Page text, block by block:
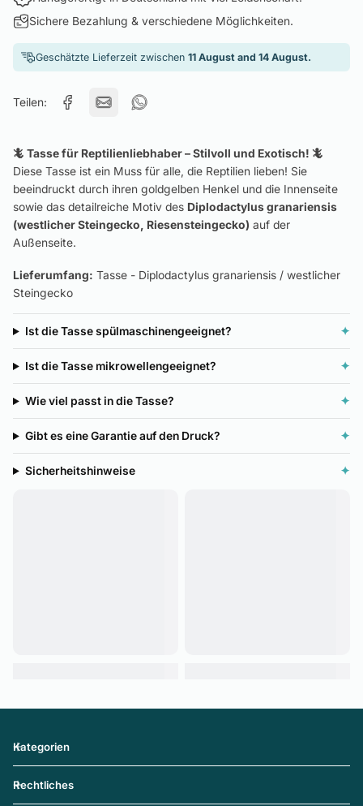
Sichere Bezahlung & verschiedene Möglichkeiten.
Geschätzte Lieferzeit zwischen 11 August and 14 August.
Teilen:
🦎 Tasse für Reptilienliebhaber – Stilvoll und Exotisch! 🦎
Diese Tasse ist ein Muss für alle, die Reptilien lieben! Sie
beeindruckt durch ihren goldgelben Henkel und die Innenseite
sowie das detailreiche Motiv des Diplodactylus granariensis
(westlicher Steingecko, Riesensteingecko) auf der
Außenseite.
Lieferumfang: Tasse - Diplodactylus granariensis / westlicher
Steingecko
Ist die Tasse spülmaschinengeeignet? ✦
Ist die Tasse mikrowellengeeignet? ✦
Wie viel passt in die Tasse? ✦
Gibt es eine Garantie auf den Druck? ✦
Sicherheitshinweise ✦
Kategorien
Rechtliches